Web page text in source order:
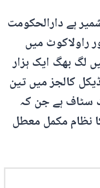
ہے دارالحکومت
راولاکوٹ میں
لگ بھگ ایک ہزار
کالجز میں تین
سٹاف ہے جن کہ
نظام مکمل معطل